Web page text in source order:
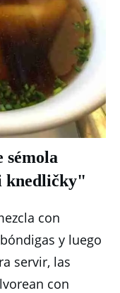
sémola
knedličky"
con
y luego
servir, las
con